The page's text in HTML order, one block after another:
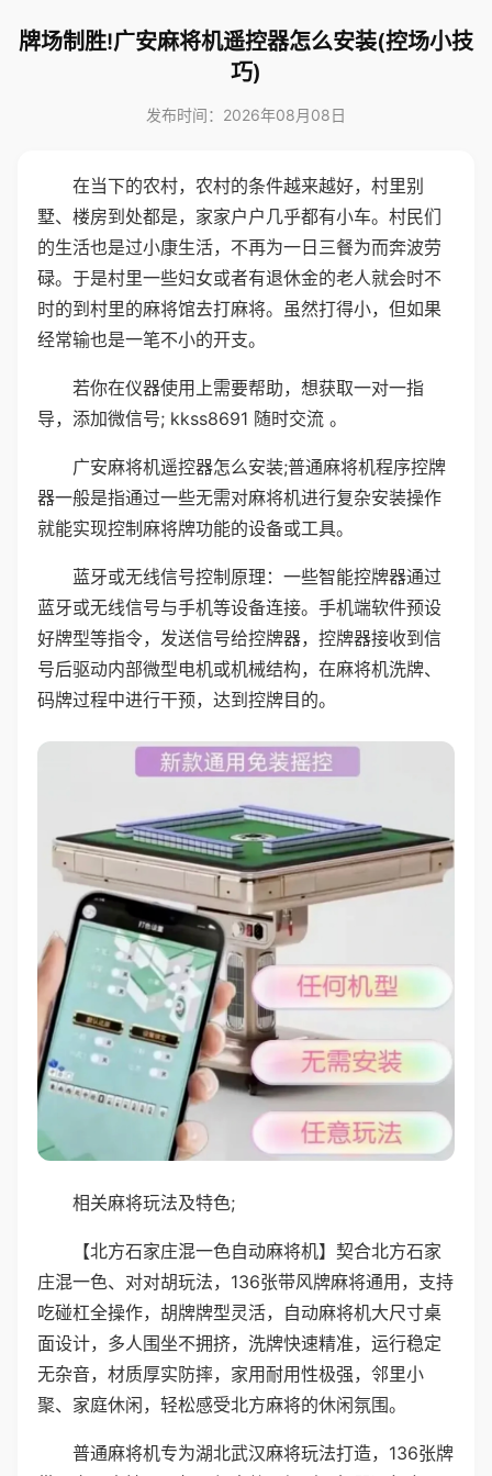
牌场制胜!广安麻将机遥控器怎么安装(控场小技
巧)
发布时间：2026年08月08日
在当下的农村，农村的条件越来越好，村里别
墅、楼房到处都是，家家户户几乎都有小车。村民们
的生活也是过小康生活，不再为一日三餐为而奔波劳
碌。于是村里一些妇女或者有退休金的老人就会时不
时的到村里的麻将馆去打麻将。虽然打得小，但如果
经常输也是一笔不小的开支。
若你在仪器使用上需要帮助，想获取一对一指
导，添加微信号; kkss8691 随时交流 。
广安麻将机遥控器怎么安装;普通麻将机程序控牌
器一般是指通过一些无需对麻将机进行复杂安装操作
就能实现控制麻将牌功能的设备或工具。
蓝牙或无线信号控制原理：一些智能控牌器通过
蓝牙或无线信号与手机等设备连接。手机端软件预设
好牌型等指令，发送信号给控牌器，控牌器接收到信
号后驱动内部微型电机或机械结构，在麻将机洗牌、
码牌过程中进行干预，达到控牌目的。
相关麻将玩法及特色;
【北方石家庄混一色自动麻将机】契合北方石家
庄混一色、对对胡玩法，136张带风牌麻将通用，支持
吃碰杠全操作，胡牌牌型灵活，自动麻将机大尺寸桌
面设计，多人围坐不拥挤，洗牌快速精准，运行稳定
无杂音，材质厚实防摔，家用耐用性极强，邻里小
聚、家庭休闲，轻松感受北方麻将的休闲氛围。
普通麻将机专为湖北武汉麻将玩法打造，136张牌